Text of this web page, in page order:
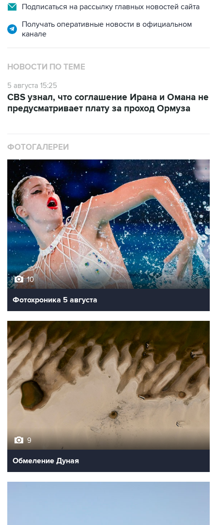
Подписаться на рассылку главных новостей сайта
Получать оперативные новости в официальном
канале
НОВОСТИ ПО ТЕМЕ
5 августа 15:25
CBS узнал, что соглашение Ирана и Омана не
предусматривает плату за проход Ормуза
ФОТОГАЛЕРЕИ
10
Фотохроника 5 августа
9
Обмеление Дуная